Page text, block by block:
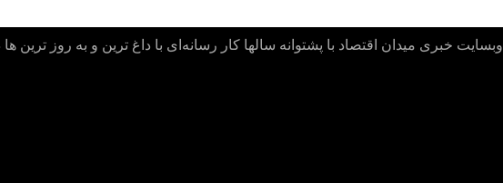
وبسایت خبری میدان اقتصاد با پشتوانه سالها کار رسانه‌ای با داغ ترین و به روز ترین